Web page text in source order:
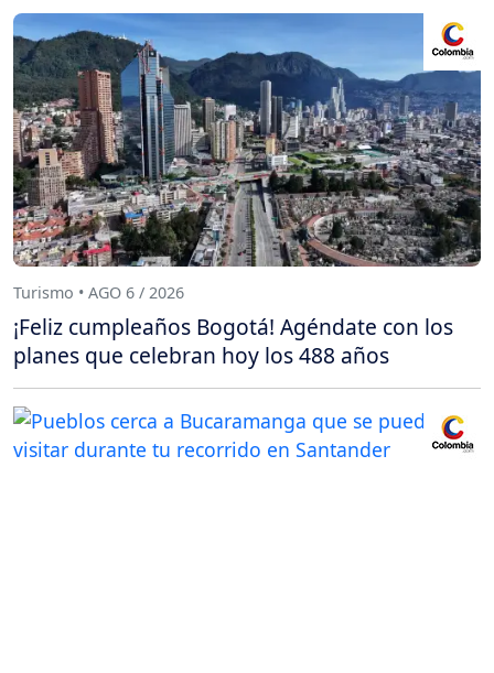
Turismo • AGO 6 / 2026
¡Feliz cumpleaños Bogotá! Agéndate con los
planes que celebran hoy los 488 años